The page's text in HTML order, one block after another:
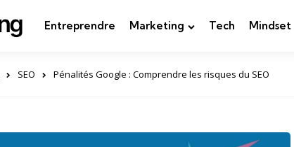
Entreprendre Marketing Tech Mindset
SEO Pénalités Google : Comprendre les risques du SEO